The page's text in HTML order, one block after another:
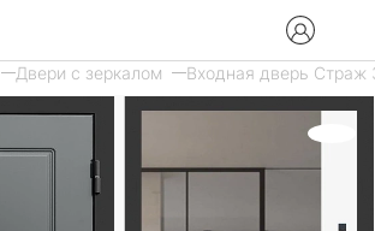
Двери с зеркалом Входная дверь Страж